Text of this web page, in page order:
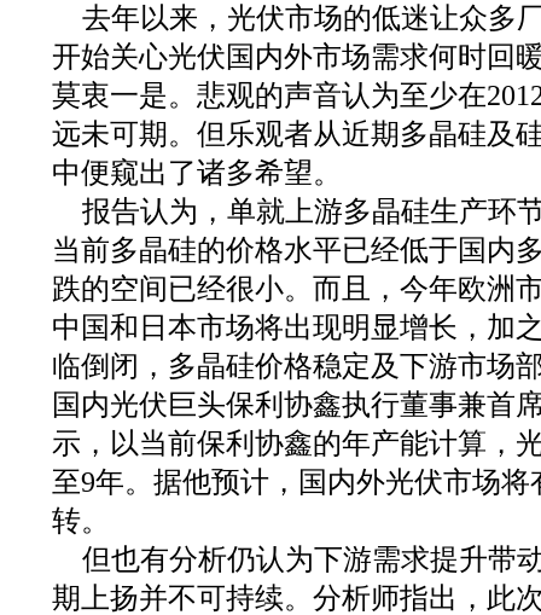
去年以来，光伏市场的低迷让众多
开始关心光伏国内外市场需求何时回
莫衷一是。悲观的声音认为至少在
远未可期。但乐观者从近期多晶硅及
中便窥出了诸多希望。
报告认为，单就上游多晶硅生产环
当前多晶硅的价格水平已经低于国内
跌的空间已经很小。而且，今年欧洲
中国和日本市场将出现明显增长，加
临倒闭，多晶硅价格稳定及下游市场
国内光伏巨头保利协鑫执行董事兼首
示，以当前保利协鑫的年产能计算，
至9年。据他预计，国内外光伏市场
转。
但也有分析仍认为下游需求提升带
期上扬并不可持续。分析师指出，此